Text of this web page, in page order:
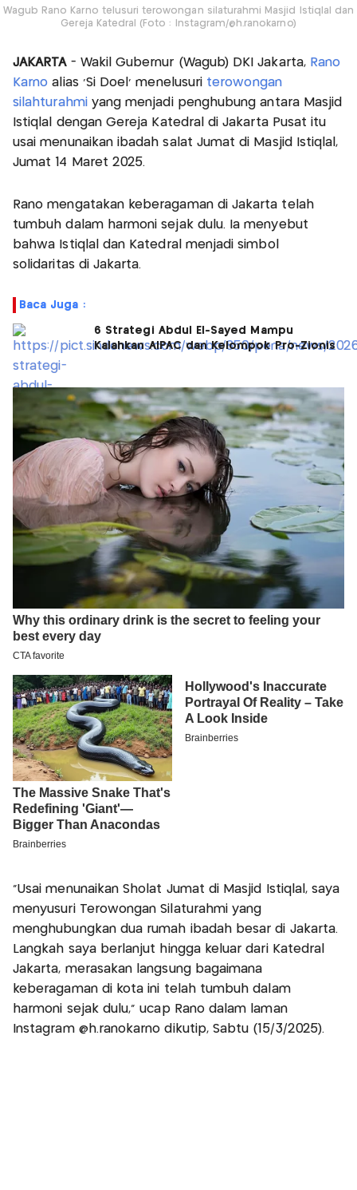
Wagub Rano Karno telusuri terowongan silaturahmi Masjid Istiqlal dan
Gereja Katedral (Foto : Instagram/@h.ranokarno)
JAKARTA - Wakil Gubernur (Wagub) DKI Jakarta, Rano
Karno alias 'Si Doel' menelusuri terowongan
silahturahmiyang menjadi penghubung antara Masjid
Istiqlal dengan Gereja Katedral di Jakarta Pusat itu
usai menunaikan ibadah salat Jumat di Masjid Istiqlal,
Jumat 14 Maret 2025.
Rano mengatakan keberagaman di Jakarta telah
tumbuh dalam harmoni sejak dulu. Ia menyebut
bahwa Istiqlal dan Katedral menjadi simbol
solidaritas di Jakarta.
Baca Juga :
6 Strategi Abdul El-Sayed Mampu
Kalahkan AIPAC dan Kelompok Pro-Zionis
"Usai menunaikan Sholat Jumat di Masjid Istiqlal, saya
menyusuri Terowongan Silaturahmi yang
menghubungkan dua rumah ibadah besar di Jakarta.
Langkah saya berlanjut hingga keluar dari Katedral
Jakarta, merasakan langsung bagaimana
keberagaman di kota ini telah tumbuh dalam
harmoni sejak dulu," ucap Rano dalam laman
Instagram @h.ranokarno dikutip, Sabtu (15/3/2025).